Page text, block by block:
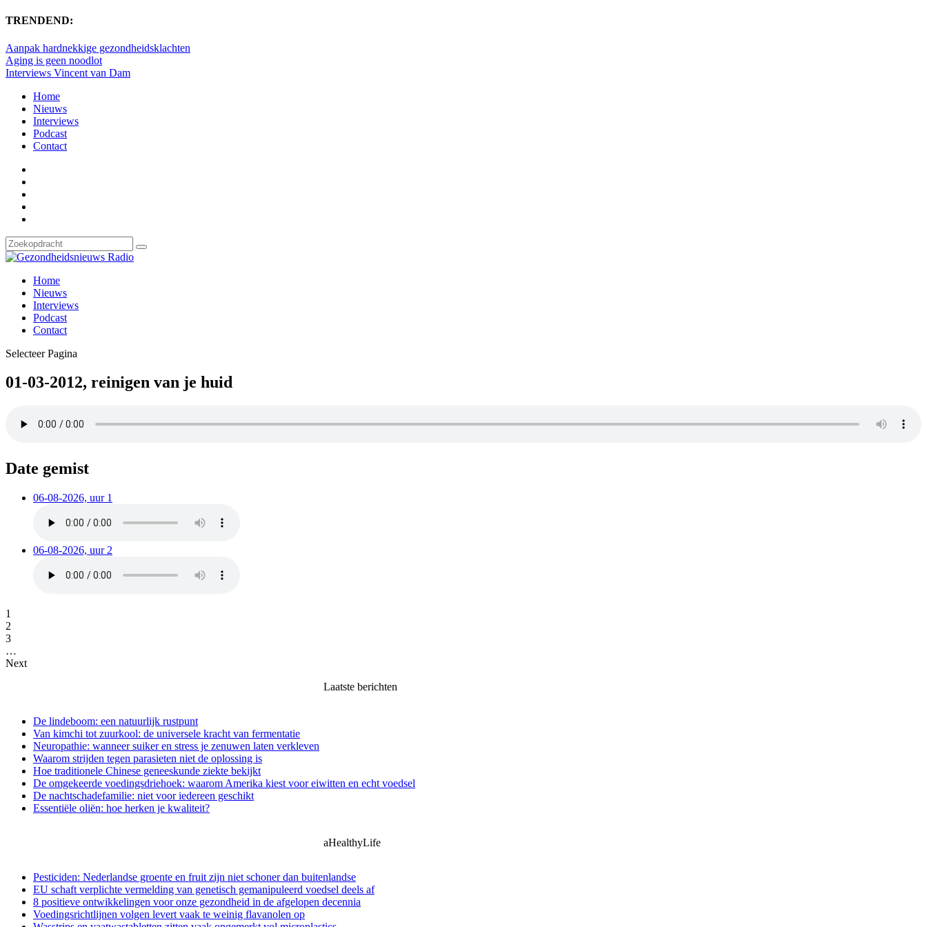
TRENDEND:
Aanpak hardnekkige gezondheidsklachten
Aging is geen noodlot
Interviews Vincent van Dam
Home
Nieuws
Interviews
Podcast
Contact
Home
Nieuws
Interviews
Podcast
Contact
Selecteer Pagina
01-03-2012, reinigen van je huid
Date gemist
06-08-2026, uur 1
06-08-2026, uur 2
1
2
3
…
Next
Laatste berichten
De lindeboom: een natuurlijk rustpunt
Van kimchi tot zuurkool: de universele kracht van fermentatie
Neuropathie: wanneer suiker en stress je zenuwen laten verkleven
Waarom strijden tegen parasieten niet de oplossing is
Hoe traditionele Chinese geneeskunde ziekte bekijkt
De omgekeerde voedingsdriehoek: waarom Amerika kiest voor eiwitten en echt voedsel
De nachtschadefamilie: niet voor iedereen geschikt
Essentiële oliën: hoe herken je kwaliteit?
aHealthyLife
Pesticiden: Nederlandse groente en fruit zijn niet schoner dan buitenlandse
EU schaft verplichte vermelding van genetisch gemanipuleerd voedsel deels af
8 positieve ontwikkelingen voor onze gezondheid in de afgelopen decennia
Voedingsrichtlijnen volgen levert vaak te weinig flavanolen op